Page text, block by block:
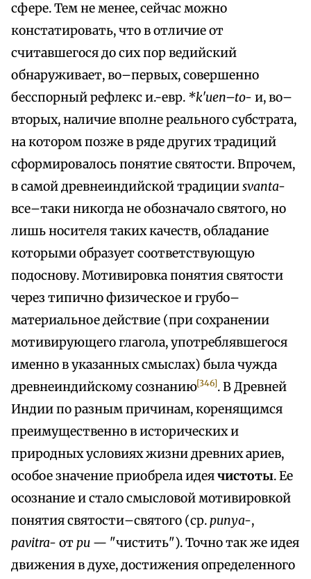
сфере. Тем не менее, сейчас можно
констатировать, что в отличие от
считавшегося до сих пор ведийский
обнаруживает, во–первых, совершенно
бесспорный рефлекс и.-евр. *k'uen–to- и, во–
вторых, наличие вполне реального субстрата,
на котором позже в ряде других традиций
сформировалось понятие святости. Впрочем,
в самой древнеиндийской традицииsvanta-
все–таки никогда не обозначало святого, но
лишь носителя таких качеств, обладание
которыми образует соответствующую
подоснову. Мотивировка понятия святости
через типично физическое и грубо–
материальное действие (при сохранении
мотивирующего глагола, употреблявшегося
именно в указанных смыслах) была чужда
древнеиндийскому сознанию[346]. В Древней
Индии по разным причинам, коренящимся
преимущественно в исторических и
природных условиях жизни древних ариев,
особое значение приобрела идеячистоты. Ее
осознание и стало смысловой мотивировкой
понятия святости–святого (ср.punya-,
pavitra- отрu — "чистить"). Точно так же идея
движения в духе, достижения определенного